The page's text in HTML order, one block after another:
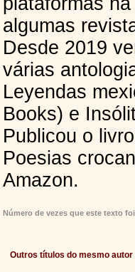
algumas
Desde 2019
várias
Leyendas
Books) e
Publicou o
Poesias
Amazon.
Número de vezes que este texto
Outros títulos do mesmo autor